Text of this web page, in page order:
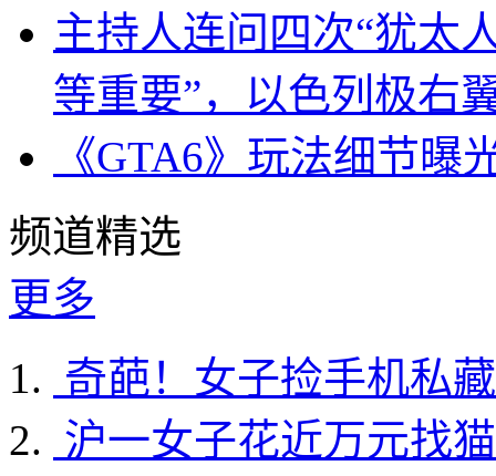
主持人连问四次“犹太
等重要”，以色列极右
《GTA6》玩法细节
频道精选
更多
奇葩！女子捡手机私
沪一女子花近万元找